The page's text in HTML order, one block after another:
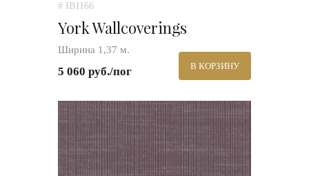
# IB1166
York Wallcoverings
Ширина 1,37 м.
5 060 руб./пог В КОРЗИНУ